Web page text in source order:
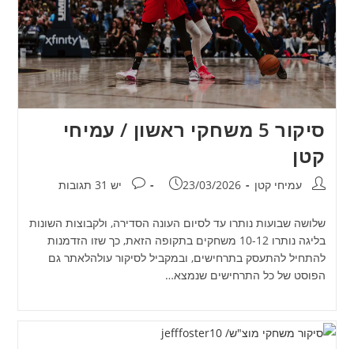
סיקור 5 משחקי ראשון / עמיחי
קטן
מחבר:עמיחי קטן פורסם:
23/03/2026 תגובות:
יש 31 תגובות
שלושה שבועות נותרו עד לסיום העונה הסדירה, ולקבוצות השונות
בליגה נותרו 10-12 משחקים בתקופה הזאת, כך שזו הזדמנות
להתחיל להתעסק בתרחישים, ובמקביל לסיקור עולהלאתר גם
הפוסט של כל התרחישים שנמצא…